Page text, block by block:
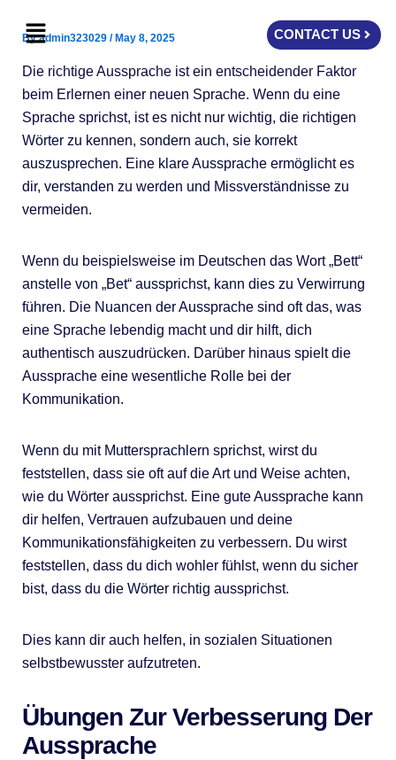
Menu CONTACT US
Byadmin323029 /May 8, 2025
Die richtige Aussprache ist ein entscheidender Faktor
beim Erlernen einer neuen Sprache. Wenn du eine
Sprache sprichst, ist es nicht nur wichtig, die richtigen
Wörter zu kennen, sondern auch, sie korrekt
auszusprechen. Eine klare Aussprache ermöglicht es
dir, verstanden zu werden und Missverständnisse zu
vermeiden.
Wenn du beispielsweise im Deutschen das Wort „Bett“
anstelle von „Bet“ aussprichst, kann dies zu Verwirrung
führen. Die Nuancen der Aussprache sind oft das, was
eine Sprache lebendig macht und dir hilft, dich
authentisch auszudrücken. Darüber hinaus spielt die
Aussprache eine wesentliche Rolle bei der
Kommunikation.
Wenn du mit Muttersprachlern sprichst, wirst du
feststellen, dass sie oft auf die Art und Weise achten,
wie du Wörter aussprichst. Eine gute Aussprache kann
dir helfen, Vertrauen aufzubauen und deine
Kommunikationsfähigkeiten zu verbessern. Du wirst
feststellen, dass du dich wohler fühlst, wenn du sicher
bist, dass du die Wörter richtig aussprichst.
Dies kann dir auch helfen, in sozialen Situationen
selbstbewusster aufzutreten.
Übungen Zur Verbesserung Der
Aussprache